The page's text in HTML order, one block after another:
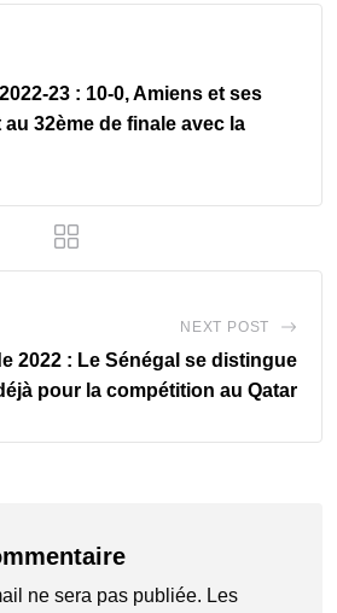
23 : 10-0, Amiens et ses
32ème de finale avec la
NEXT POST
2022 : Le Sénégal se distingue
pour la compétition au Qatar
ne sera pas publiée. Les